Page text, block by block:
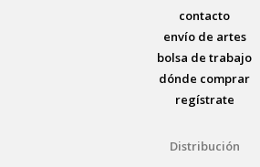
contacto
envío de artes
bolsa de trabajo
dónde comprar
regístrate
Distribución